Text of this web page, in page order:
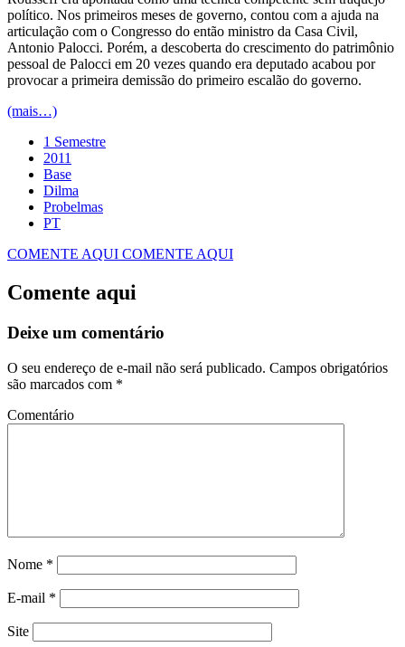
político. Nos primeiros meses de governo, contou com a ajuda na
articulação com o Congresso do então ministro da Casa Civil,
Antonio Palocci. Porém, a descoberta do crescimento do patrimônio
pessoal de Palocci em 20 vezes quando era deputado acabou por
provocar a primeira demissão do primeiro escalão do governo.
(mais…)
1 Semestre
2011
Base
Dilma
Probelmas
PT
COMENTE AQUI COMENTE AQUI
Comente aqui
Deixe um comentário
O seu endereço de e-mail não será publicado. Campos obrigatórios
são marcados com *
Comentário
Nome *
E-mail *
Site